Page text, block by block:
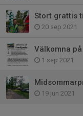
Stort grattis
20 sep 2021
1 sep 2021
19 jun 2021